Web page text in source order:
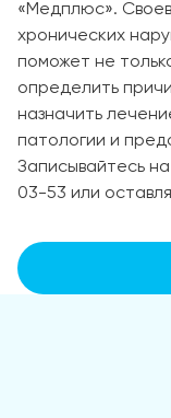
«Медплюс».
хронических
поможет не
определить
назначить
патологии и
Записывайтесь
03-53 или